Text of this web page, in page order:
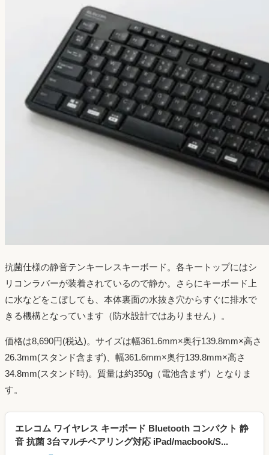
抗菌仕様の静音テンキーレスキーボード。各キートップにはシ
リコンラバーが装着されているので静か。さらにキーボード上
に水などをこぼしても、本体裏面の水抜き穴からすぐに排水で
きる機構となっています（防水設計ではありません）。
価格は8,690円(税込)。サイズは幅361.6mm×奥行139.8mm×高さ
26.3mm(スタンド含まず)、幅361.6mm×奥行139.8mm×高さ
34.8mm(スタンド時)。質量は約350g（電池含まず）となりま
す。
エレコム ワイヤレス キーボード Bluetooth コンパクト 静
音 抗菌 3台マルチペアリング対応 iPad/macbook/S...